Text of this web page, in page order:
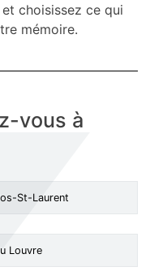
choisissez ce qui
mémoire.
vous à
St-Laurent
Louvre